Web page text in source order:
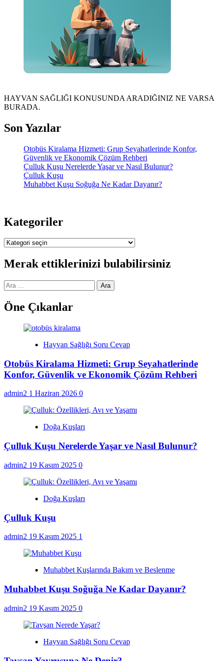
HAYVAN SAĞLIĞI KONUSUNDA ARADIĞINIZ NE VARSA
BURADA.
Son Yazılar
Otobüs Kiralama Hizmeti: Grup Seyahatlerinde Konfor,
Güvenlik ve Ekonomik Çözüm Rehberi
Çulluk Kuşu Nerelerde Yaşar ve Nasıl Bulunur?
Çulluk Kuşu
Muhabbet Kuşu Soğuğa Ne Kadar Dayanır?
Kategoriler
Kategoriler
Merak ettiklerinizi bulabilirsiniz
Arama:
Öne Çıkanlar
Hayvan Sağlığı Soru Cevap
Otobüs Kiralama Hizmeti: Grup Seyahatlerinde
Konfor, Güvenlik ve Ekonomik Çözüm Rehberi
admin2 1 Haziran 2026 0
Doğa Kuşları
Çulluk Kuşu Nerelerde Yaşar ve Nasıl Bulunur?
admin2 19 Kasım 2025 0
Doğa Kuşları
Çulluk Kuşu
admin2 19 Kasım 2025 1
Muhabbet Kuşlarında Bakım ve Beslenme
Muhabbet Kuşu Soğuğa Ne Kadar Dayanır?
admin2 19 Kasım 2025 0
Hayvan Sağlığı Soru Cevap